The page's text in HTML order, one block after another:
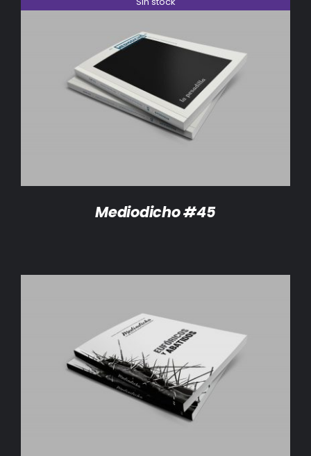
DETALLES
Mediodicho #45
AÑADIR AL CARRITO / DETALLES